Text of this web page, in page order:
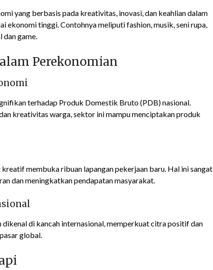
yang berbasis pada kreativitas, inovasi, dan keahlian dalam
ekonomi tinggi. Contohnya meliputi fashion, musik, seni rupa,
dan game.
Perekonomian
terhadap Produk Domestik Bruto (PDB) nasional.
kreativitas warga, sektor ini mampu menciptakan produk
membuka ribuan lapangan pekerjaan baru. Hal ini sangat
dan meningkatkan pendapatan masyarakat.
di kancah internasional, memperkuat citra positif dan
global.